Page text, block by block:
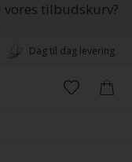
tilbudskurv?
Dag til dag levering